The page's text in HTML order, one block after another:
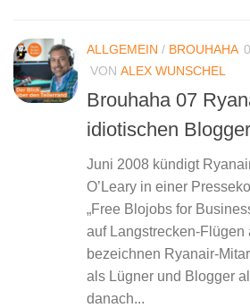
ALLGEMEIN / BROUHAHA
VON ALEX WUNSCHEL
Brouhaha 07
idiotischen Blogger
Juni 2008 kündigt
O’Leary in einer
„Free Blojobs for
auf Langstrecken-Flügen
bezeichnen Ryanair-
als Lügner und Blogger
danach...